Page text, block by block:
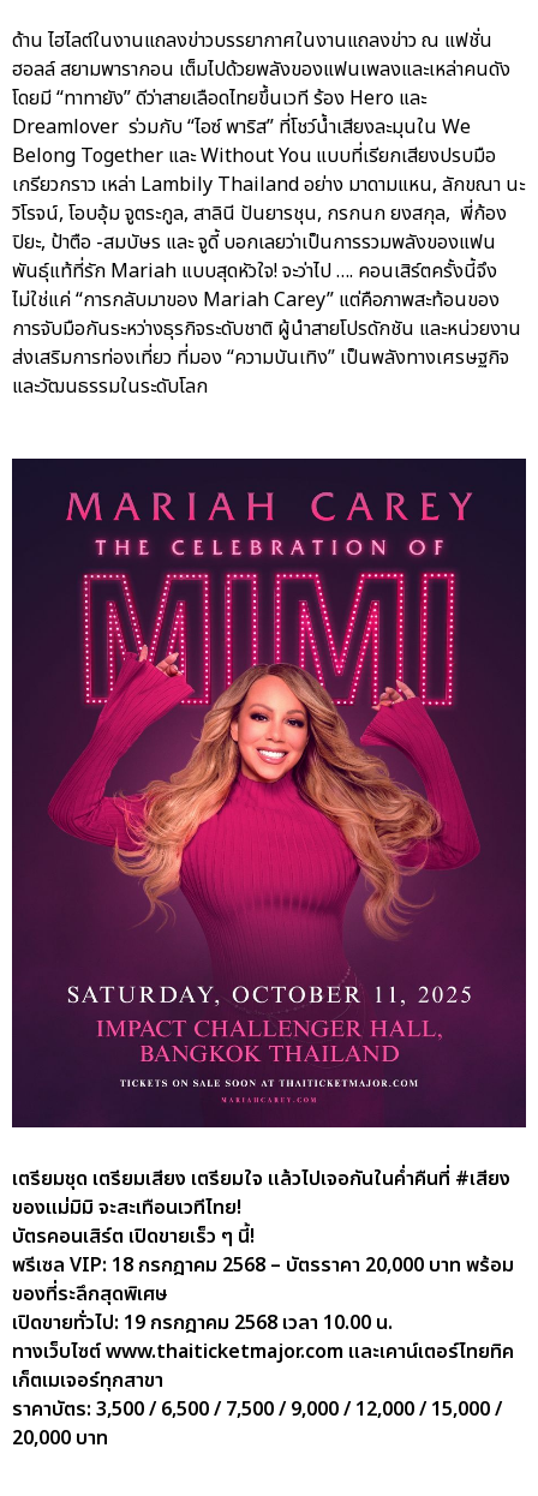
ด้าน ไฮไลต์ในงานแถลงข่าวบรรยากาศในงานแถลงข่าว ณ แฟชั่น
ฮอลล์ สยามพารากอน เต็มไปด้วยพลังของแฟนเพลงและเหล่าคนดัง
โดยมี “ทาทายัง” ดีว่าสายเลือดไทยขึ้นเวที ร้อง Hero และ
Dreamlover ร่วมกับ “ไอซ์ พาริส” ที่โชว์น้ำเสียงละมุนใน We
Belong Together และ Without You แบบที่เรียกเสียงปรบมือ
เกรียวกราว เหล่า Lambily Thailand อย่าง มาดามแหน, ลักขณา นะ
วิโรจน์, โอบอุ้ม จูตระกูล, สาลินี ปันยารชุน, กรกนก ยงสกุล, พี่ก้อง
ปิยะ, ป้าตือ -สมบัษร และ จูดี้ บอกเลยว่าเป็นการรวมพลังของแฟน
พันธุ์แท้ที่รัก Mariah แบบสุดหัวใจ! จะว่าไป …. คอนเสิร์ตครั้งนี้จึง
ไม่ใช่แค่ “การกลับมาของ Mariah Carey” แต่คือภาพสะท้อนของ
การจับมือกันระหว่างธุรกิจระดับชาติ ผู้นำสายโปรดักชัน และหน่วยงาน
ส่งเสริมการท่องเที่ยว ที่มอง “ความบันเทิง” เป็นพลังทางเศรษฐกิจ
และวัฒนธรรมในระดับโลก
เตรียมชุด เตรียมเสียง เตรียมใจ แล้วไปเจอกันในค่ำคืนที่ #เสียง
ของแม่มิมิ จะสะเทือนเวทีไทย!
บัตรคอนเสิร์ต เปิดขายเร็ว ๆ นี้!
พรีเซล VIP: 18 กรกฎาคม 2568 – บัตรราคา 20,000 บาท พร้อม
ของที่ระลึกสุดพิเศษ
เปิดขายทั่วไป: 19 กรกฎาคม 2568 เวลา 10.00 น.
ทางเว็บไซต์ www.thaiticketmajor.com และเคาน์เตอร์ไทยทิค
เก็ตเมเจอร์ทุกสาขา
ราคาบัตร: 3,500 / 6,500 / 7,500 / 9,000 / 12,000 / 15,000 /
20,000 บาท